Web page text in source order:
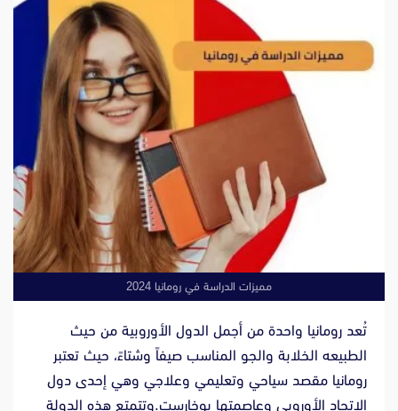
مميزات الدراسة في رومانيا 2024
تُعد رومانيا واحدة من أجمل الدول الأوروبية من حيث
الطبيعه الخلابة والجو المناسب صيفاً وشتاءً، حيث تعتبر
رومانيا مقصد سياحي وتعليمي وعلاجي وهي إحدى دول
الاتحاد الأوروبي وعاصمتها بوخارست.وتتمتع هذه الدولة